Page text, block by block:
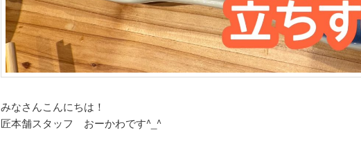
みなさんこんにちは！
匠本舗スタッフ おーかわです^_^